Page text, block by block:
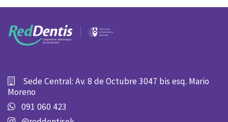
Sede Central: Av. 8 de Octubre 3047 bis esq. Mario
Moreno
091 060 423